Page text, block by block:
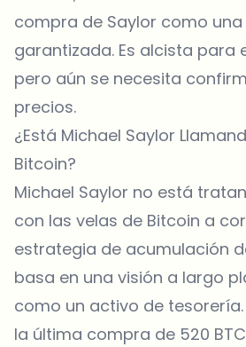
compra de Saylor como
garantizada. Es alcista para
pero aún se necesita
precios.
¿Está Michael Saylor
Bitcoin?
Michael Saylor no está
con las velas de Bitcoin a
estrategia de acumulación
basa en una visión a largo
como un activo de
la última compra de 520